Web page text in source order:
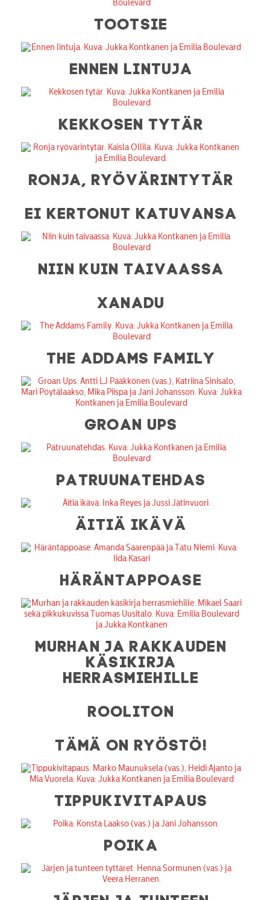
TOOTSIE
ENNEN LINTUJA
KEKKOSEN TYTÄR
RONJA, RYÖVÄRINTYTÄR
EI KERTONUT KATUVANSA
NIIN KUIN TAIVAASSA
XANADU
THE ADDAMS FAMILY
GROAN UPS
PATRUUNATEHDAS
ÄITIÄ IKÄVÄ
HÄRÄNTAPPOASE
MURHAN JA RAKKAUDEN
KÄSIKIRJA
HERRASMIEHILLE
ROOLITON
TÄMÄ ON RYÖSTÖ!
TIPPUKIVITAPAUS
POIKA